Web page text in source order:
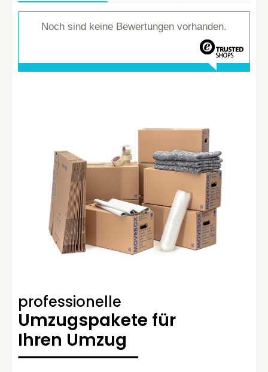
Noch sind keine Bewertungen vorhanden.
professionelle
Umzugspakete für
Ihren Umzug